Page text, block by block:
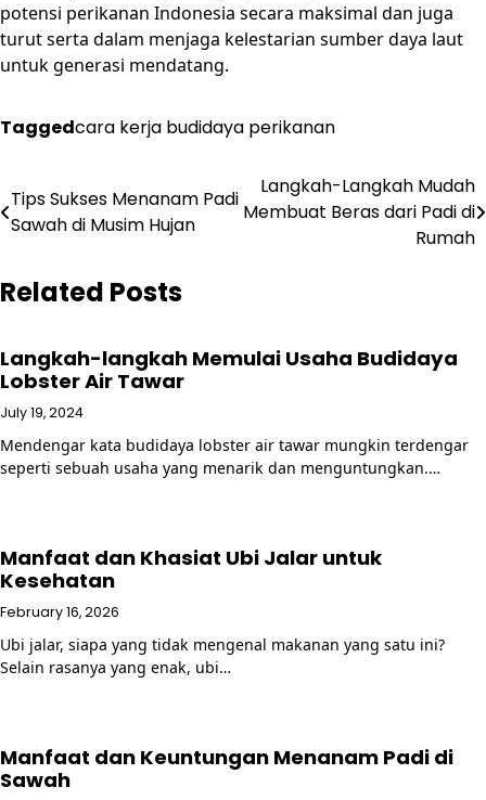
potensi perikanan Indonesia secara maksimal dan juga
turut serta dalam menjaga kelestarian sumber daya laut
untuk generasi mendatang.
Taggedcara kerja budidaya perikanan
Post
navigation
Tips Sukses Menanam Padi
Sawah di Musim Hujan
Langkah-Langkah Mudah
Membuat Beras dari Padi di
Rumah
Related Posts
Langkah-langkah Memulai Usaha Budidaya
Lobster Air Tawar
July 19, 2024
Mendengar kata budidaya lobster air tawar mungkin terdengar
seperti sebuah usaha yang menarik dan menguntungkan.…
Manfaat dan Khasiat Ubi Jalar untuk
Kesehatan
February 16, 2026
Ubi jalar, siapa yang tidak mengenal makanan yang satu ini?
Selain rasanya yang enak, ubi…
Manfaat dan Keuntungan Menanam Padi di
Sawah